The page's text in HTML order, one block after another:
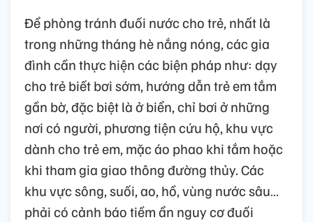
Để phòng tránh đuối nước cho trẻ, nhất là
trong những tháng hè nắng nóng, các gia
đình cần thực hiện các biện pháp như: dạy
cho trẻ biết bơi sớm, hướng dẫn trẻ em tắm
gần bờ, đặc biệt là ở biển, chỉ bơi ở những
nơi có người, phương tiện cứu hộ, khu vực
dành cho trẻ em, mặc áo phao khi tắm hoặc
khi tham gia giao thông đường thủy. Các
khu vực sông, suối, ao, hồ, vùng nước sâu…
phải có cảnh báo tiềm ẩn nguy cơ đuối